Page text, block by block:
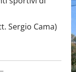
Sergio Cama)